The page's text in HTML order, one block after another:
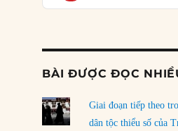
người Mỹ”
03/08/2026
Đặt cược vào thất bại: Các
rủi ro
02/08/2026
BÀI ĐƯỢC ĐỌC
Giai đoạn tiếp theo
dân tộc thiểu số của